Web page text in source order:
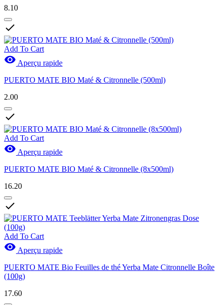
8.10

Add To Cart
 Aperçu rapide
PUERTO MATE BIO Maté & Citronnelle (500ml)
2.00

Add To Cart
 Aperçu rapide
PUERTO MATE BIO Maté & Citronnelle (8x500ml)
16.20

Add To Cart
 Aperçu rapide
PUERTO MATE Bio Feuilles de thé Yerba Mate Citronnelle Boîte
(100g)
17.60